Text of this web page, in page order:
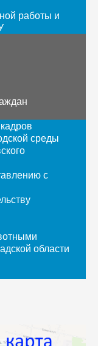
работы и
среды
с
области